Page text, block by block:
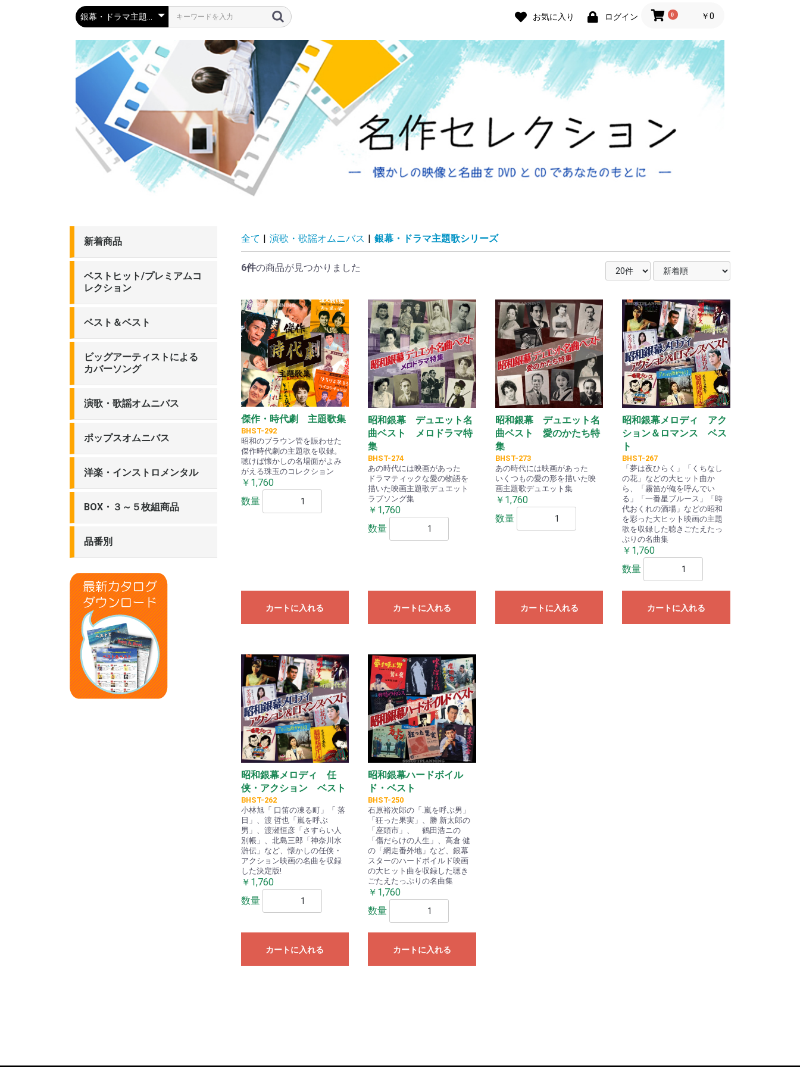
お気に入り ログイン 0 ￥0
新着商品
ベストヒット/プレミアムコ
レクション
ベスト＆ベスト
ビッグアーティストによる
カバーソング
昭和東京うためぐり
昭和歌謡を歌う
演歌・歌謡オムニバス
わが心の昭和歌謡名曲集
銀幕・ドラマ主題歌シリー
厳選 懐メロ・ムード歌謡名
華まつりシリーズ
恋するムード歌謡シリーズ
ポップスオムニバス
スター千夜一夜シリーズ
CITY POP COLLECTION
洋楽・インストロメンタル
ムード溢れるサム ・ テイラ
日本のメロディ
想い出のスクリーン名曲集
BOX・３～５枚組商品
品番別
BHST
PBB/SBB
CRC
NKCD
TKCA/TKCI/TJJC
KB
WQCQ
VICL
全て 演歌・歌謡オムニバス 銀幕・ドラマ主題歌シリーズ
6件の商品が見つかりました
傑作・時代劇 主題歌集
BHST-292
昭和のブラウン管を賑わせた
傑作時代劇の主題歌を収録。
聴けば懐かしの名場面がよみ
がえる珠玉のコレクション
￥1,760
数量
カートに入れる
昭和銀幕 デュエット名
曲ベスト メロドラマ特
集
BHST-274
あの時代には映画があった
ドラマティックな愛の物語を
描いた映画主題歌デュエット
ラブソング集
￥1,760
数量
カートに入れる
昭和銀幕 デュエット名
曲ベスト 愛のかたち特
集
BHST-273
あの時代には映画があった
いくつもの愛の形を描いた映
画主題歌デュエット集
￥1,760
数量
カートに入れる
昭和銀幕メロディ アク
ション＆ロマンス ベス
ト
BHST-267
「夢は夜ひらく」「くちなし
の花」などの大ヒット曲か
ら、「霧笛が俺を呼んでい
る」「一番星ブルース」「時
代おくれの酒場」などの昭和
を彩った大ヒット映画の主題
歌を収録した聴きごたえたっ
ぷりの名曲集
￥1,760
数量
カートに入れる
昭和銀幕メロディ 任
侠・アクション ベスト
BHST-262
小林旭「 口笛の凍る町」「 落
日」、渡 哲也「嵐を呼ぶ
男」、渡瀬恒彦「さすらい人
別帳」、北島三郎「神奈川水
滸伝」など、懐かしの任侠・
アクション映画の名曲を収録
した決定版!
￥1,760
数量
カートに入れる
昭和銀幕ハードボイル
ド・ベスト
BHST-250
石原裕次郎の「.嵐を呼ぶ男」
「狂った果実」、勝 新太郎の
「座頭市」、 鶴田浩ニの
「傷だらけの人生」、高倉 健
の「網走番外地」など、銀幕
スターのハードボイルド映画
の大ヒット曲を収録した聴き
ごたえたっぷりの名曲集
￥1,760
数量
カートに入れる